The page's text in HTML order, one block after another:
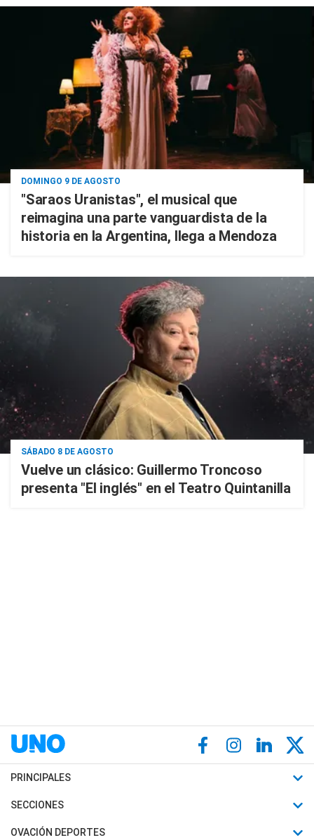
DOMINGO 9 DE AGOSTO
"Saraos Uranistas", el musical que
reimagina una parte vanguardista de la
historia en la Argentina, llega a Mendoza
SÁBADO 8 DE AGOSTO
Vuelve un clásico: Guillermo Troncoso
presenta "El inglés" en el Teatro Quintanilla
PRINCIPALES
Últimas Noticias
Política
SECCIONES
Horóscopo
OVACIÓN DEPORTES